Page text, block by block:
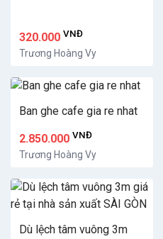
320.000 VNĐ
Trương Hoàng Vy
Ban ghe cafe gia re nhat
2.850.000 VNĐ
Trương Hoàng Vy
Dù lệch tâm vuông 3m